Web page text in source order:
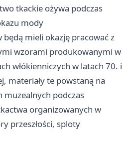
tkackie ożywa podczas
mody
mieli okazję pracować z
wzorami produkowanymi w
włókienniczych w latach 70. i
materiały te powstaną na
muzealnych podczas
organizowanych w
przeszłości, sploty